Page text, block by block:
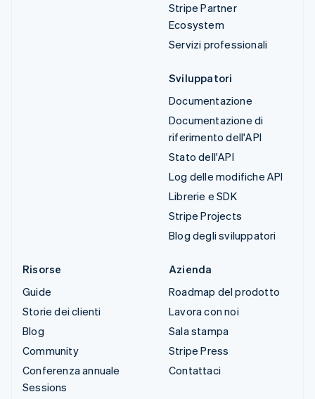
Stripe Partner
Ecosystem
Servizi professionali
Sviluppatori
Documentazione
Documentazione di
riferimento dell'API
Stato dell'API
Log delle modifiche API
Librerie e SDK
Stripe Projects
Blog degli sviluppatori
Risorse
Guide
Storie dei clienti
Blog
Community
Conferenza annuale
Sessions
Azienda
Roadmap del prodotto
Lavora con noi
Sala stampa
Stripe Press
Contattaci